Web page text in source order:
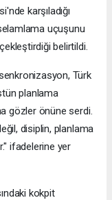
karşıladığı
uçuşunu
belirtildi.
Türk
planlama
gözler önüne serdi.
disiplin, planlama
ifadelerine yer
kokpit